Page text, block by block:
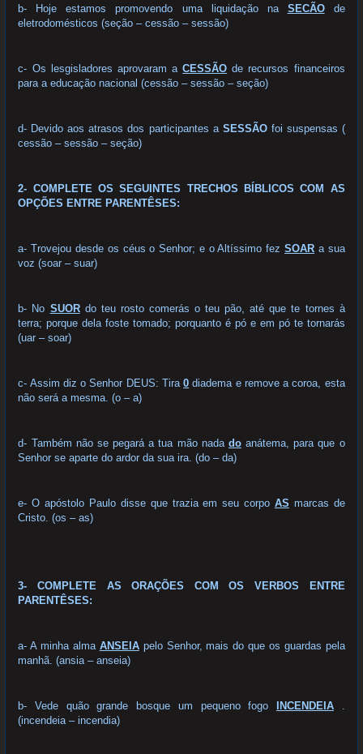
b- Hoje estamos promovendo uma liquidação na SECÃO
de
eletrodomésticos (seção – cessão – sessão)
c- Os lesgisladores aprovaram aCESSÃO de recursos financeiros
para a educação nacional (cessão – sessão – seção)
d- Devido aos atrasos dos participantes a SESSÃOfoi suspensas (
cessão – sessão – seção)
2- COMPLETE OS SEGUINTES TRECHOS BÍBLICOS COM AS
OPÇÕES ENTRE PARENTÊSES:
a- Trovejou desde os céus o Senhor; e o Altíssimo fezSOAR a sua
voz (soar – suar)
b- No SUOR do teu rosto comerás o teu pão, até que te tornes à
terra; porque dela foste tomado; porquanto é pó e em pó te tornarás
(uar – soar)
c- Assim diz o Senhor DEUS: Tira0 diadema e remove a coroa, esta
não será a mesma. (o – a)
d- Também não se pegará a tua mão nada doanátema, para que o
Senhor se aparte do ardor da sua ira. (do – da)
e- O apóstolo Paulo disse que trazia em seu corpo AS marcas de
Cristo. (os – as)
3- COMPLETE AS ORAÇÕES COM OS VERBOS ENTRE
PARENTÊSES:
a- A minha alma ANSEIA pelo Senhor, mais do que os guardas pela
manhã. (ansia – anseia)
b- Vede quão grande bosque um pequeno fogo INCENDEIA.
(incendeia – incendia)